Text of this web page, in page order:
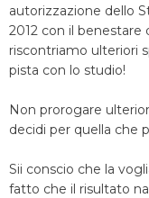
autorizzazione dello
2012 con il benestare
riscontriamo ulteriori
pista con lo studio!
Non prorogare
decidi per quella che
Sii conscio che la
fatto che il risultato